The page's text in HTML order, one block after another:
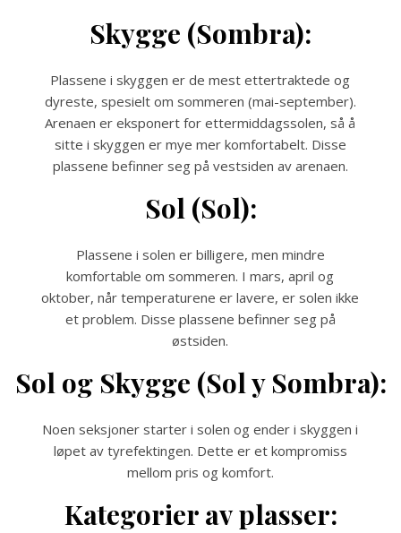
Skygge (Sombra):
Plassene i skyggen er de mest ettertraktede og
dyreste, spesielt om sommeren (mai-september).
Arenaen er eksponert for ettermiddagssolen, så å
sitte i skyggen er mye mer komfortabelt. Disse
plassene befinner seg på vestsiden av arenaen.
Sol (Sol):
Plassene i solen er billigere, men mindre
komfortable om sommeren. I mars, april og
oktober, når temperaturene er lavere, er solen ikke
et problem. Disse plassene befinner seg på
østsiden.
Sol og Skygge (Sol y Sombra):
Noen seksjoner starter i solen og ender i skyggen i
løpet av tyrefektingen. Dette er et kompromiss
mellom pris og komfort.
Kategorier av plasser: